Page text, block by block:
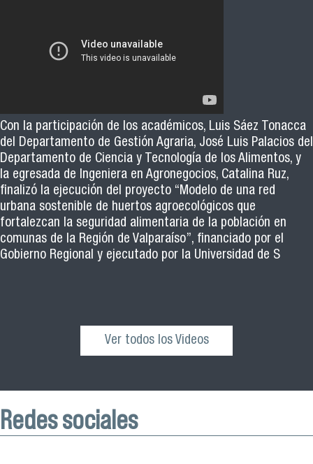
Con la participación de los académicos, Luis Sáez Tonacca
del Departamento de Gestión Agraria, José Luis Palacios del
Departamento de Ciencia y Tecnología de los Alimentos, y
la egresada de Ingeniera en Agronegocios, Catalina Ruz,
finalizó la ejecución del proyecto “Modelo de una red
urbana sostenible de huertos agroecológicos que
fortalezcan la seguridad alimentaria de la población en
comunas de la Región de Valparaíso”, financiado por el
Gobierno Regional y ejecutado por la Universidad de S
Ver todos los Videos
Redes sociales